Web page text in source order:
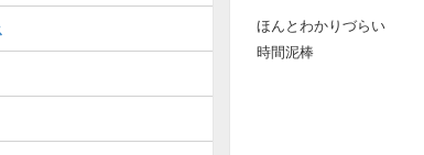
ほんとわかりづらい
時間泥棒